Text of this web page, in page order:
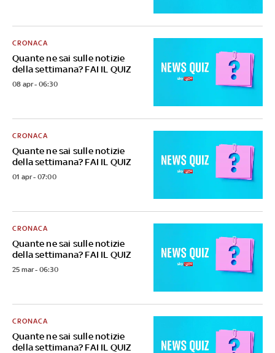
Quante ne sai sulle notizie
della settimana? FAI IL QUIZ
CRONACA
08 apr - 06:30
Quante ne sai sulle notizie
della settimana? FAI IL QUIZ
CRONACA
01 apr - 07:00
Quante ne sai sulle notizie
della settimana? FAI IL QUIZ
CRONACA
25 mar - 06:30
Quante ne sai sulle notizie
della settimana? FAI IL QUIZ
CRONACA